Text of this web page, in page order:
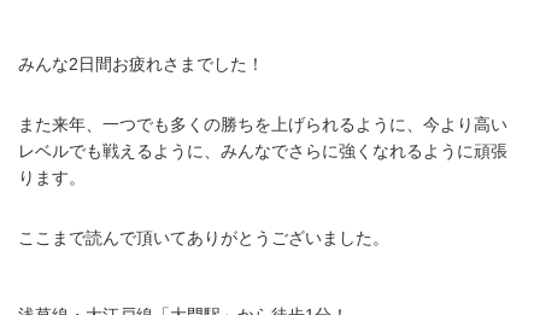
みんな2日間お疲れさまでした！
また来年、一つでも多くの勝ちを上げられるように、今より高い
レベルでも戦えるように、みんなでさらに強くなれるように頑張
ります。
ここまで読んで頂いてありがとうございました。